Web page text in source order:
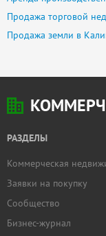
Продажа торговой
Продажа земли в
РАЗДЕЛЫ
Коммерческая
Заявки на покупку
Сообщество
Бизнес-журнал